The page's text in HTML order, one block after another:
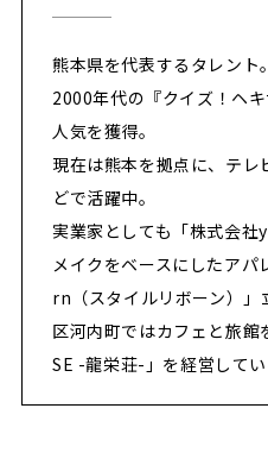
熊本県を代表するタレント。
2000年代の『クイズ！ヘ
人気を獲得。
現在は熊本を拠点に、テ
どで活躍中。
実業家としても「株式会
メイクをベースにしたア
rn（スタイルリボーン）
区河内町ではカフェと旅館
SE -龍栄荘-」を経営してい